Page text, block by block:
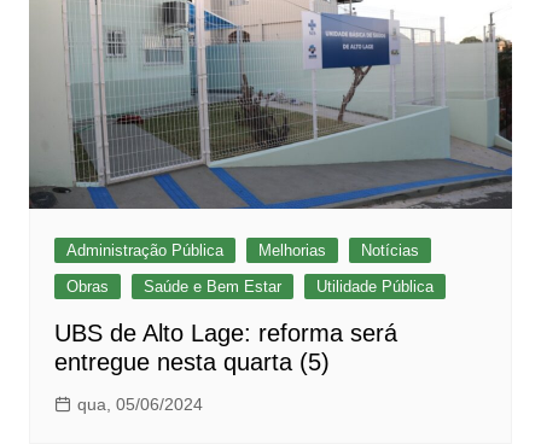
Administração Pública Melhorias
Notícias
Obras
Saúde e Bem Estar Utilidade Pública
UBS de Alto Lage: reforma será
entregue nesta quarta (5)
qua, 05/06/2024